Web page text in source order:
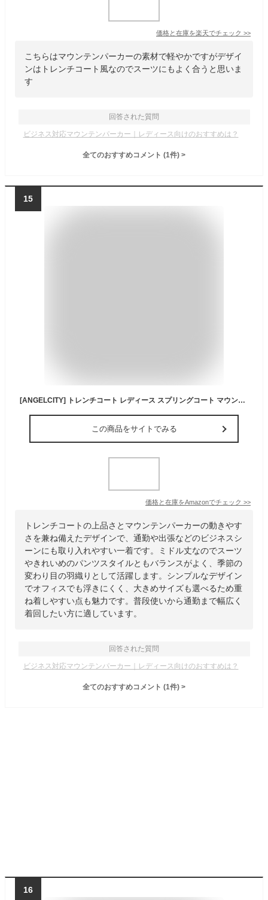
価格と在庫を楽天でチェック >>
こちらはマウンテンパーカーの素材で軽やかですがデザイ
ンはトレンチコート風なのでスーツにもよく合うと思いま
す
回答された質問
ビジネス対応マウンテンパーカー｜レディース向けのおすすめは？
全てのおすすめコメント (1件) >
15
[ANGELCITY] トレンチコート レディース スプリングコート マウンテンパーカー ミドル丈 春服 秋服 ガウンコート ビジネスコート アウター 大きいサイズ 通勤 通学 (M, カーキ)
この商品をサイトでみる
価格と在庫をAmazonでチェック >>
トレンチコートの上品さとマウンテンパーカーの動きやす
さを兼ね備えたデザインで、通勤や出張などのビジネスシ
ーンにも取り入れやすい一着です。ミドル丈なのでスーツ
やきれいめのパンツスタイルともバランスがよく、季節の
変わり目の羽織りとして活躍します。シンプルなデザイン
でオフィスでも浮きにくく、大きめサイズも選べるため重
ね着しやすい点も魅力です。普段使いから通勤まで幅広く
着回したい方に適しています。
回答された質問
ビジネス対応マウンテンパーカー｜レディース向けのおすすめは？
全てのおすすめコメント (1件) >
16